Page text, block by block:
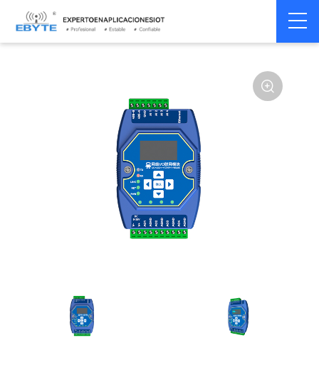
Home > Módem > Módulo de IO remotas Ethernet IO
